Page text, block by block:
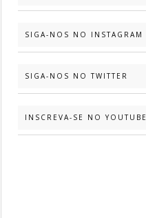
SIGA-NOS NO INSTAGRAM
SIGA-NOS NO TWITTER
INSCREVA-SE NO YOUTUBE